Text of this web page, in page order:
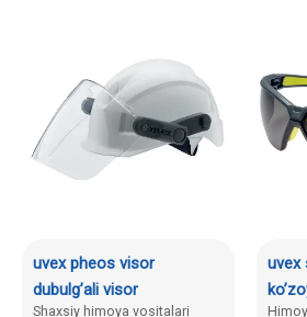
uvex pheos visor
dubulg’ali visor
Shaxsiy himoya vositalari
uvex